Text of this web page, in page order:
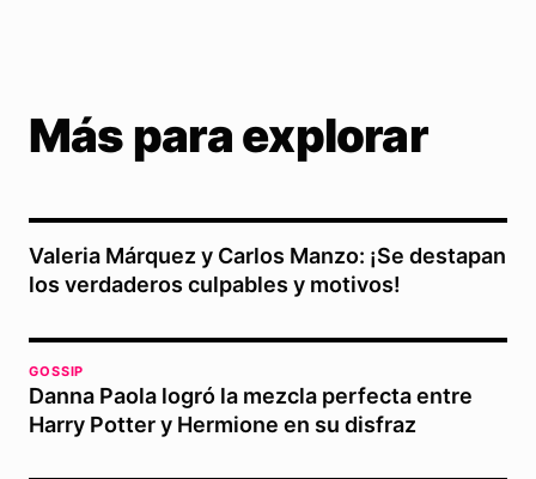
Más para explorar
Valeria Márquez y Carlos Manzo: ¡Se destapan
los verdaderos culpables y motivos!
GOSSIP
Danna Paola logró la mezcla perfecta entre
Harry Potter y Hermione en su disfraz